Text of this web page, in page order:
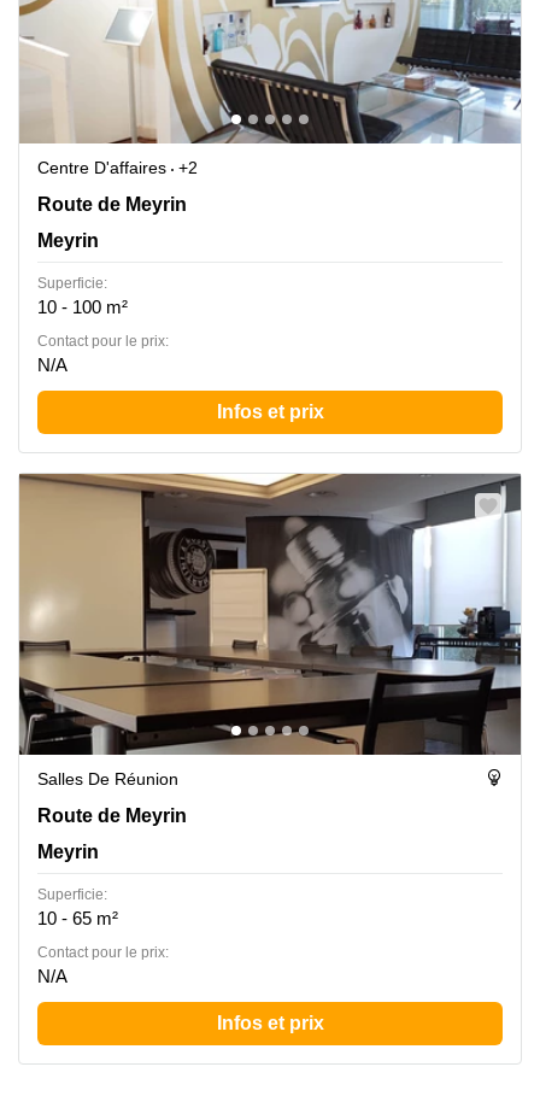
Centre D'affaires
+2
Route de Meyrin 267, Meyrin
Route de Meyrin
Meyrin
Superficie:
10 - 100 m²
Contact pour le prix:
N/A
Infos et prix
Salles De Réunion
Route de Meyrin 267, Meyrin
Route de Meyrin
Meyrin
Superficie:
10 - 65 m²
Contact pour le prix:
N/A
Infos et prix